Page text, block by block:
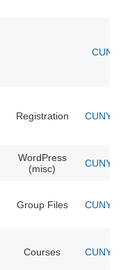
Registration CUNY
WordPress
(misc)
CUNY
Group Files CUNY
Courses CUNY